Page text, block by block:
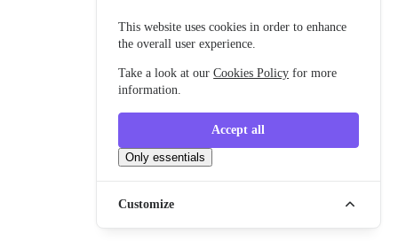
This website uses cookies in order to enhance
the overall user experience.
Take a look at ourCookies Policy for more
information.
Accept all
Only essentials
Customize